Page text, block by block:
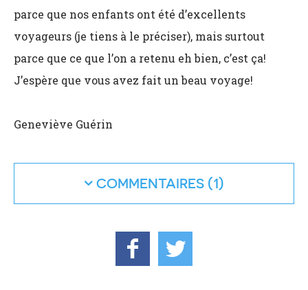
parce que nos enfants ont été d’excellents
voyageurs (je tiens à le préciser), mais surtout
parce que ce que l’on a retenu eh bien, c’est ça!
J’espère que vous avez fait un beau voyage!
Geneviève Guérin
COMMENTAIRES